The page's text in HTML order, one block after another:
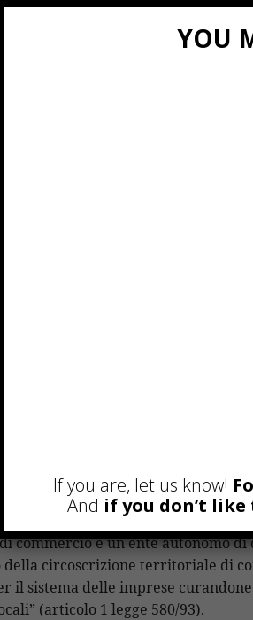
giuridica, data di costituzione,
organi sociali dell’attività.
può essere l’estratto conto
fondamentale per ogni impresa è
(PEC) che permette di
e gli enti in forma ufficiale,
pari.
posta elettronica certificata ha
della raccomandata a mezzo
chiamata “pratica semplice” è
sia essa individuale o collettiva
che offre il servizio.
dei gestori abilitati e
delle Entrate ( link all’elenco
infrastrutture-sicurezza/
la PEC è fondamentale
non forniscono più servizio
dovrà procurarsene una
di pratiche online chiamato
tale servizio riconosce la firma
commercio è un ente autonomo
della circoscrizione territoriale di
il sistema delle imprese
(articolo 1 legge 580/93).
YOU
If you are, let us know!
And if you don’t like